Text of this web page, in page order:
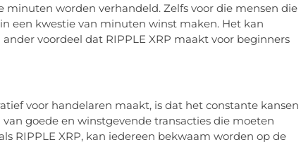
worden verhandeld. Zelfs voor die mensen die
een kwestie van minuten winst maken. Het kan
voordeel dat RIPPLE XRP maakt voor beginners
voor handelaren maakt, is dat het constante kansen
goede en winstgevende transacties die moeten
RIPPLE XRP, kan iedereen bekwaam worden op de